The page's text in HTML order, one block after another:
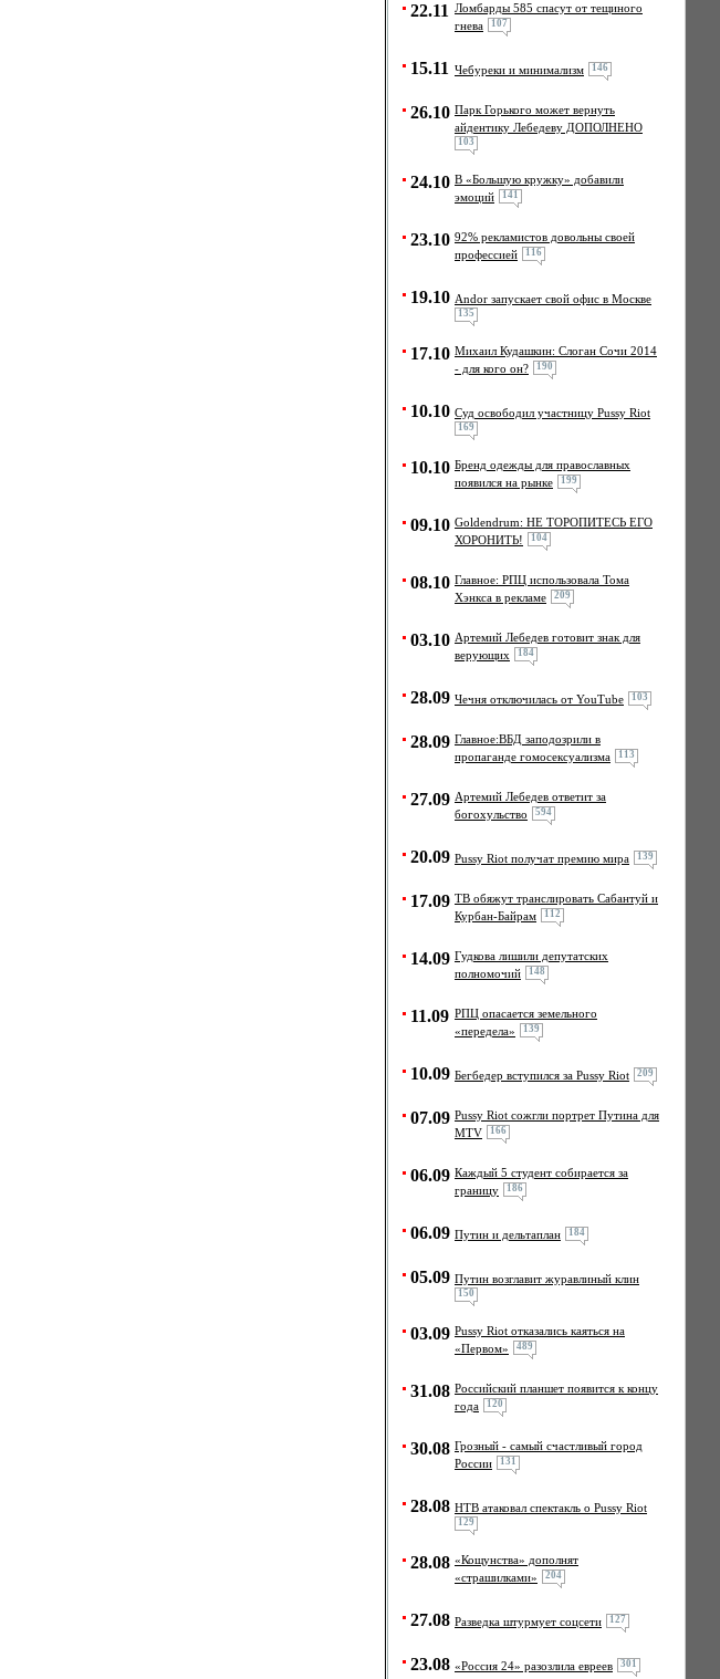
22.11 Ломбарды 585 спасут от тещиного
гнева
107
15.11 Чебуреки и минимализм 146
26.10 Парк Горького может вернуть
айдентику Лебедеву ДОПОЛНЕНО
103
24.10 В «Большую кружку» добавили
эмоций
141
23.10 92% рекламистов довольны своей
профессией
116
19.10 Andor запускает свой офис в Москве
135
17.10 Михаил Кудашкин: Слоган Сочи 2014
- для кого он?
190
10.10 Cуд освободил участницу Pussy Riot
169
10.10 Бренд одежды для православных
появился на рынке
199
09.10 Goldendrum: НЕ ТОРОПИТЕСЬ ЕГО
ХОРОНИТЬ!
104
08.10 Главное: РПЦ использовала Тома
Хэнкса в рекламе
209
03.10 Артемий Лебедев готовит знак для
верующих
184
28.09 Чечня отключилась от YouTube 103
28.09 Главное:ВБД заподозрили в
пропаганде гомосексуализма
113
27.09 Артемий Лебедев ответит за
богохульство
594
20.09 Pussy Riot получат премию мира 139
17.09 ТВ обяжут транслировать Сабантуй и
Курбан-Байрам
112
14.09 Гудкова лишили депутатских
полномочий
148
11.09 РПЦ опасается земельного
«передела»
139
10.09 Бегбедер вступился за Pussy Riot 209
07.09 Pussy Riot сожгли портрет Путина для
MTV
166
06.09 Каждый 5 студент собирается за
границу
186
06.09 Путин и дельтаплан 184
05.09 Путин возглавит журавлиный клин
150
03.09 Pussy Riot отказались каяться на
«Первом»
489
31.08 Российский планшет появится к концу
года
120
30.08 Грозный - самый счастливый город
России
131
28.08 НТВ атаковал спектакль о Pussy Riot
129
28.08 «Кощунства» дополнят
«страшилками»
204
27.08 Разведка штурмует соцсети 127
23.08 «Россия 24» разозлила евреев 301